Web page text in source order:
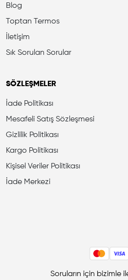
Blog
Toptan Termos
İletişim
Sık Sorulan Sorular
SÖZLEŞMELER
İade Politikası
Mesafeli Satış Sözleşmesi
Gizlilik Politikası
Kargo Politikası
Kişisel Veriler Politikası
İade Merkezi
Soruların için bizimle